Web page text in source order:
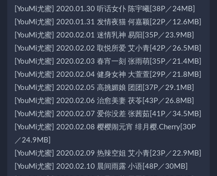
[YouMi尤蜜] 2020.01.30 听话女仆 陈宇曦[38P／24MB]
[YouMi尤蜜] 2020.01.31 发情夜猫 何嘉颖[22P／12.6MB]
[YouMi尤蜜] 2020.02.01 迷情乳神 易阳[35P／23.9MB]
[YouMi尤蜜] 2020.02.02 取悦所爱 艾小青[42P／26.5MB]
[YouMi尤蜜] 2020.02.03 春宵一刻 张雨萌[35P／21.4MB]
[YouMi尤蜜] 2020.02.04 健身女神 大萱萱[29P／21.8MB]
[YouMi尤蜜] 2020.02.05 高挑媚娘 团团[37P／29.1MB]
[YouMi尤蜜] 2020.02.06 治愈美妻 茯苓[43P／26.8MB]
[YouMi尤蜜] 2020.02.07 爱你没差 张茜茹[41P／34.5MB]
[YouMi尤蜜] 2020.02.08 樱樱闹元宵 绯月樱.Cherry[30P
／24.9MB]
[YouMi尤蜜] 2020.02.09 热辣空姐 艾小青[23P／22.9MB]
[YouMi尤蜜] 2020.02.10 晨间雨露 小语[48P／30MB]